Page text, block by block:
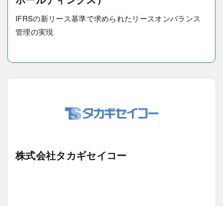
IFRSの新リース基準で求められたリースオンバランス
管理の実現
株式会社タカギセイコー